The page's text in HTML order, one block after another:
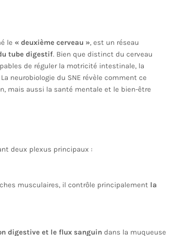
le « deuxième cerveau », est un réseau
tube digestif. Bien que distinct du cerveau
de réguler la motricité intestinale, la
neurobiologie du SNE révèle comment ce
mais aussi la santé mentale et le bien-être
deux plexus principaux :
musculaires, il contrôle principalement la
digestive et le flux sanguindans la muqueuse